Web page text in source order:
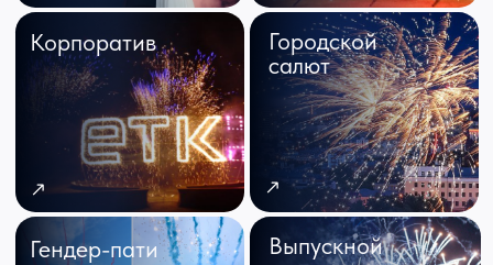
Выпускной
Гендер-пати
Спецэффекты